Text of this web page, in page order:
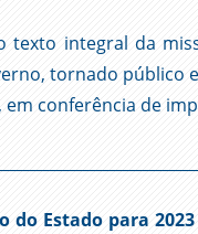
texto integral da
tornado público
em conferência de
do Estado para